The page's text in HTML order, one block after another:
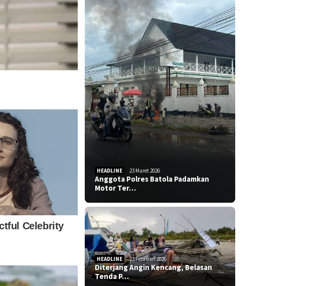
HEADLINE 23 Maret 2026
Anggota Polres Batola Padamkan
Motor Ter…
HEADLINE 23 Februari 2026
Diterjang Angin Kencang, Belasan
Tenda P…